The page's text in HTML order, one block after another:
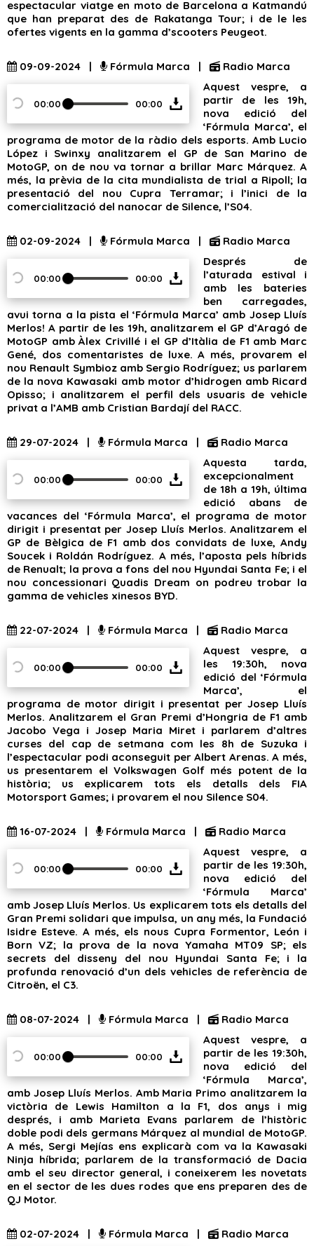
espectacular viatge en moto de Barcelona a Katmandú
que han preparat des de Rakatanga Tour; i de le les
ofertes vigents en la gamma d’scooters Peugeot.
09-09-2024 | Fórmula Marca | Radio Marca
00:00 00:00
Aquest vespre, a
partir de les 19h,
nova edició del
‘Fórmula Marca’, el
programa de motor de la ràdio dels esports. Amb Lucio
López i Swinxy analitzarem el GP de San Marino de
MotoGP, on de nou va tornar a brillar Marc Márquez. A
més, la prèvia de la cita mundialista de trial a Ripoll; la
presentació del nou Cupra Terramar; i l’inici de la
comercialització del nanocar de Silence, l’S04.
02-09-2024 | Fórmula Marca | Radio Marca
00:00 00:00
Després de
l’aturada estival i
amb les bateries
ben carregades,
avui torna a la pista el ‘Fórmula Marca’ amb Josep Lluís
Merlos! A partir de les 19h, analitzarem el GP d’Aragó de
MotoGP amb Àlex Crivillé i el GP d’Itàlia de F1 amb Marc
Gené, dos comentaristes de luxe. A més, provarem el
nou Renault Symbioz amb Sergio Rodríguez; us parlarem
de la nova Kawasaki amb motor d’hidrogen amb Ricard
Opisso; i analitzarem el perfil dels usuaris de vehicle
privat a l’AMB amb Cristian Bardají del RACC.
29-07-2024 | Fórmula Marca | Radio Marca
00:00 00:00
Aquesta tarda,
excepcionalment
de 18h a 19h, última
edició abans de
vacances del ‘Fórmula Marca’, el programa de motor
dirigit i presentat per Josep Lluís Merlos. Analitzarem el
GP de Bèlgica de F1 amb dos convidats de luxe, Andy
Soucek i Roldán Rodríguez. A més, l’aposta pels híbrids
de Renualt; la prova a fons del nou Hyundai Santa Fe; i el
nou concessionari Quadis Dream on podreu trobar la
gamma de vehicles xinesos BYD.
22-07-2024 | Fórmula Marca | Radio Marca
00:00 00:00
Aquest vespre, a
les 19:30h, nova
edició del ‘Fórmula
Marca’, el
programa de motor dirigit i presentat per Josep Lluís
Merlos. Analitzarem el Gran Premi d’Hongria de F1 amb
Jacobo Vega i Josep Maria Miret i parlarem d’altres
curses del cap de setmana com les 8h de Suzuka i
l’espectacular podi aconseguit per Albert Arenas. A més,
us presentarem el Volkswagen Golf més potent de la
història; us explicarem tots els detalls dels FIA
Motorsport Games; i provarem el nou Silence S04.
16-07-2024 | Fórmula Marca | Radio Marca
00:00 00:00
Aquest vespre, a
partir de les 19:30h,
nova edició del
‘Fórmula Marca’
amb Josep Lluís Merlos. Us explicarem tots els detalls del
Gran Premi solidari que impulsa, un any més, la Fundació
Isidre Esteve. A més, els nous Cupra Formentor, León i
Born VZ; la prova de la nova Yamaha MT09 SP; els
secrets del disseny del nou Hyundai Santa Fe; i la
profunda renovació d’un dels vehicles de referència de
Citroën, el C3.
08-07-2024 | Fórmula Marca | Radio Marca
00:00 00:00
Aquest vespre, a
partir de les 19:30h,
nova edició del
‘Fórmula Marca’,
amb Josep Lluís Merlos. Amb Maria Primo analitzarem la
victòria de Lewis Hamilton a la F1, dos anys i mig
després, i amb Marieta Evans parlarem de l’històric
doble podi dels germans Márquez al mundial de MotoGP.
A més, Sergi Mejías ens explicarà com va la Kawasaki
Ninja híbrida; parlarem de la transformació de Dacia
amb el seu director general, i coneixerem les novetats
en el sector de les dues rodes que ens preparen des de
QJ Motor.
02-07-2024 | Fórmula Marca | Radio Marca